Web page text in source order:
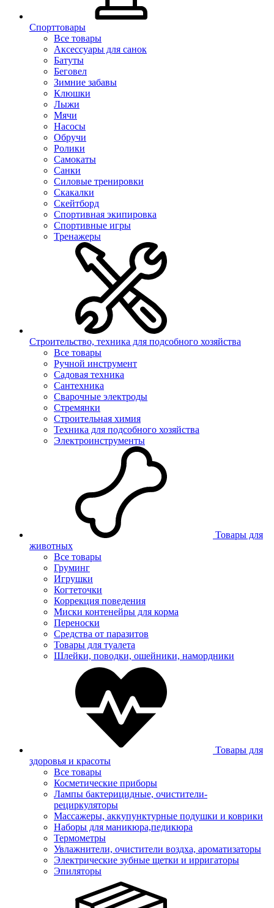
Спорттовары
Все товары
Аксессуары для санок
Батуты
Беговел
Зимние забавы
Клюшки
Лыжи
Мячи
Насосы
Обручи
Ролики
Самокаты
Санки
Силовые тренировки
Скакалки
Скейтборд
Спортивная экипировка
Спортивные игры
Тренажеры
Строительство, техника для подсобного хозяйства
Все товары
Ручной инструмент
Садовая техника
Сантехника
Сварочные электроды
Стремянки
Строительная химия
Техника для подсобного хозяйства
Электроинструменты
Товары для
животных
Все товары
Груминг
Игрушки
Когтеточки
Коррекция поведения
Миски контенейры для корма
Переноски
Средства от паразитов
Товары для туалета
Шлейки, поводки, ошейники, намордники
Товары для
здоровья и красоты
Все товары
Косметические приборы
Лампы бактерицидные, очистители-
рециркуляторы
Массажеры, аккупунктурные подушки и коврики
Наборы для маникюра,педикюра
Термометры
Увлажнители, очистители воздха, ароматизаторы
Электрические зубные щетки и ирригаторы
Эпиляторы